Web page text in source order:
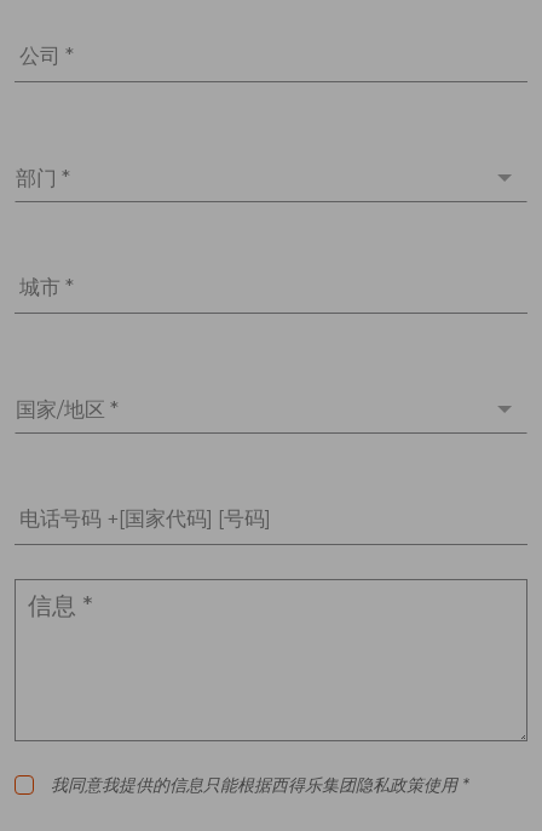
公司 *
部门 *
城市 *
国家/地区 *
电话号码 +[国家代码] [号码]
我同意我提供的信息只能根据西得乐集团隐私政策使用 *